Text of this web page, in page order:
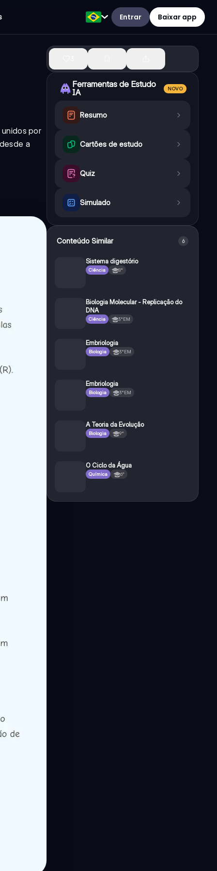
Entrar Baixar app
por
a
Ferramentas de Estudo
IA
NOVO
Resumo
Cartões de estudo
Quiz
Simulado
Conteúdo Similar 6
Sistema digestório
Ciência 8°
Biologia Molecular - Replicação do
DNA
Ciência 3°EM
Embriologia
Biologia 3°EM
Embriologia
Biologia 3°EM
A Teoria da Evolução
Biologia 9°
O Ciclo da Água
Química 6°